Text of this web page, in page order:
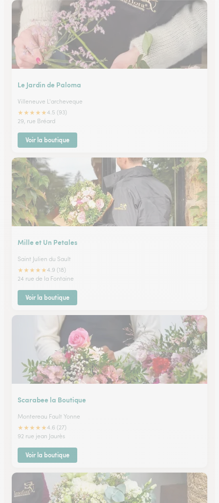
Le Jardin de Paloma
Villeneuve L'archeveque
★★★★★4.5 (93)
29, rue Bréard
Voir la boutique
Mille et Un Petales
Saint Julien du Sault
★★★★★4.9 (18)
24 rue de la Fontaine
Voir la boutique
Scarabee la Boutique
Montereau Fault Yonne
★★★★★4.6 (27)
92 rue jean Jaurès
Voir la boutique